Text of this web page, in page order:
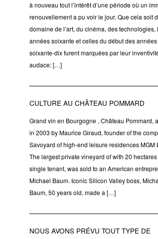
à nouveau tout l’intérêt d’une période où un
renouvellement a pu voir le jour. Que cela soit
domaine de l’art, du cinéma, des technologies,
années soixante et celles du début des années
soixante-dix furent marquées par leur
audace: […]
CULTURE AU CHÂTEAU POMMARD
Grand vin en Bourgogne , Château Pommard,
in 2003 by Maurice Giraud, founder of the
Savoyard of high-end leisure residences MGM
The largest private vineyard of with 20 hectares
single tenant, was sold to an American
Michael Baum. Iconic Silicon Valley boss,
Baum, 50 years old, made a […]
NOUS AVONS PRÉVU TOUT TYPE DE